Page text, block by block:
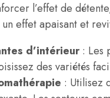
l’effet de
effet apaisant et
d’intérieur: Les
des variétés
: Utilisez